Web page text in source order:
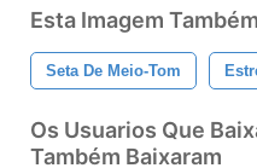
Esta Imagem
Seta De Meio-Tom
Os Usuarios Que
Também Baixaram